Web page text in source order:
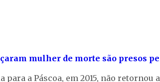
mulher de morte são presos
a Páscoa, em 2015, não retornou